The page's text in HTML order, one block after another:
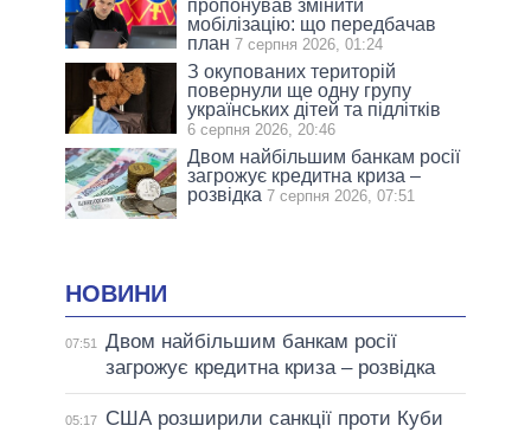
пропонував змінити
мобілізацію: що передбачав
план 7 серпня 2026, 01:24
З окупованих територій
повернули ще одну групу
українських дітей та підлітків
6 серпня 2026, 20:46
Двом найбільшим банкам росії
загрожує кредитна криза –
розвідка 7 серпня 2026, 07:51
НОВИНИ
07:51
Двом найбільшим банкам росії
загрожує кредитна криза – розвідка
05:17
США розширили санкції проти Куби